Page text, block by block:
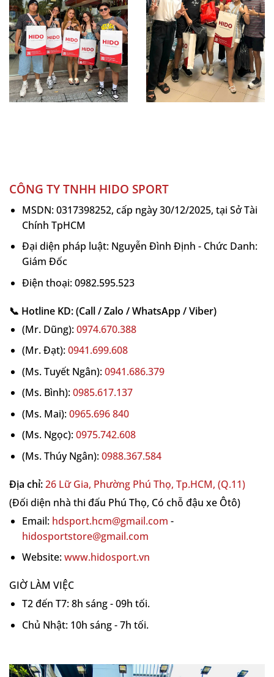
CÔNG TY TNHH HIDO SPORT
MSDN: 0317398252, cấp ngày 30/12/2025, tại Sở Tài
Chính TpHCM
Đại diện pháp luật: Nguyễn Đình Định - Chức Danh:
Giám Đốc
Điện thoại: 0982.595.523
📞 Hotline KD: (Call / Zalo / WhatsApp / Viber)
(Mr. Dũng):0974.670.388
(Mr. Đạt):0941.699.608
(Ms. Tuyết Ngân):0941.686.379
(Ms. Bình):0985.617.137
(Ms. Mai):0965.696 840
(Ms. Ngọc):0975.742.608
(Ms. Thúy Ngân):0988.367.584
Địa chỉ:26 Lữ Gia, Phường Phú Thọ, Tp.HCM, (Q.11)
(Đối diện nhà thi đấu Phú Thọ, Có chỗ đậu xe Ôtô)
Email: hdsport.hcm@gmail.com -
hidosportstore@gmail.com
Website:www.hidosport.vn
GIỜ LÀM VIỆC
T2 đến T7: 8h sáng - 09h tối.
Chủ Nhật: 10h sáng - 7h tối.